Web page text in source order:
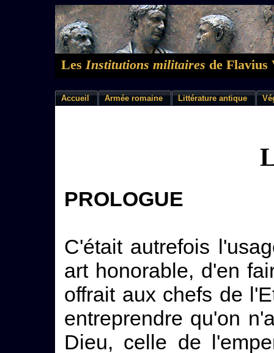
LesInstitutions militaires de Flavius
Accueil Armée romaine Littérature antique
PROLOGUE
C'était autrefois
art honorable, d'en
offrait aux chefs de
entreprendre qu'on
Dieu, celle de